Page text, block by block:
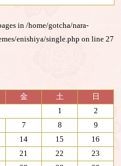
in/home/gotcha/nara-
enishiya/single.php on line27
金 土
日
1
2
7 8
9
14 15
16
21 22
23